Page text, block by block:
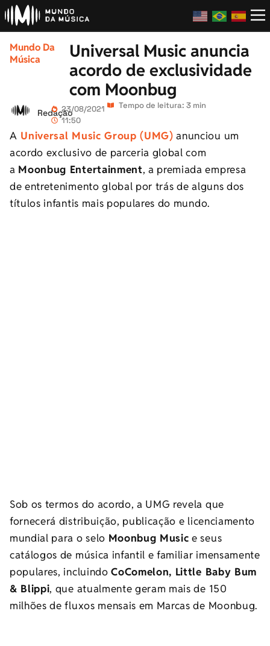
Mundo Da
Música
Universal Music anuncia
acordo de exclusividade
com Moonbug
Redação23/08/2021
11:50
Tempo de leitura: 3 min
A Universal Music Group (UMG) anunciou um
acordo exclusivo de parceria global com
a Moonbug Entertainment, a premiada empresa
de entretenimento global por trás de alguns dos
títulos infantis mais populares do mundo.
Sob os termos do acordo, a UMG revela que
fornecerá distribuição, publicação e licenciamento
mundial para o selo Moonbug Music e seus
catálogos de música infantil e familiar imensamente
populares, incluindoCoComelon, Little Baby Bum
& Blippi, que atualmente geram mais de 150
milhões de fluxos mensais em Marcas de Moonbug.